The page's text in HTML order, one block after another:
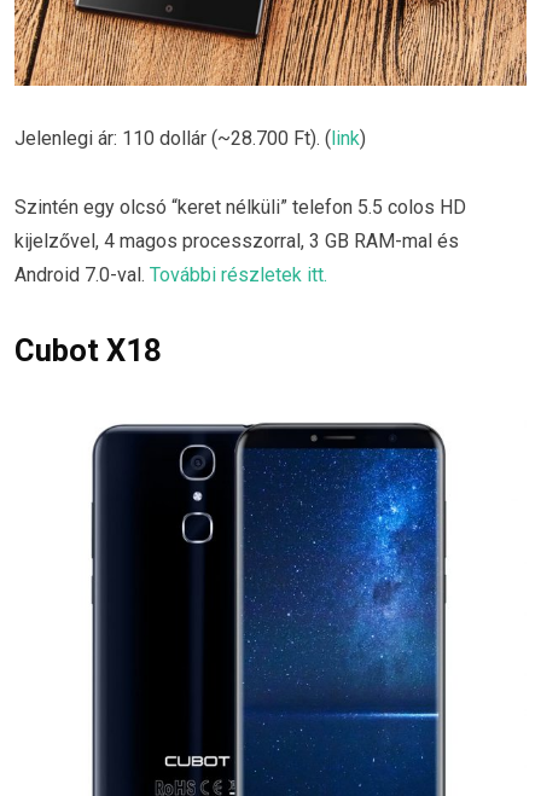
Jelenlegi ár: 110 dollár (~28.700 Ft). (link)
Szintén egy olcsó “keret nélküli” telefon 5.5 colos HD
kijelzővel, 4 magos processzorral, 3 GB RAM-mal és
Android 7.0-val. További részletek itt.
Cubot X18